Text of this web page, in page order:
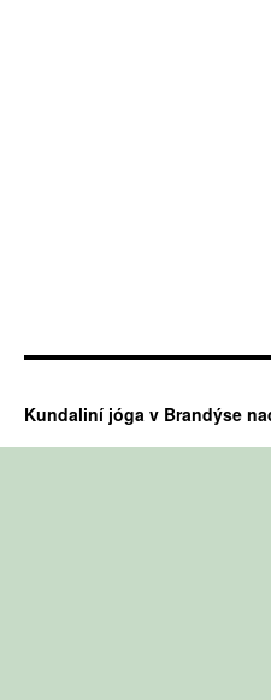
Kundaliní jóga v Brandýse